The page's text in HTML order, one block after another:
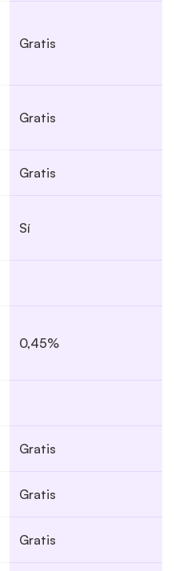
Gratis
Gratis
Gratis
Sí
0,45%
Gratis
Gratis
Gratis